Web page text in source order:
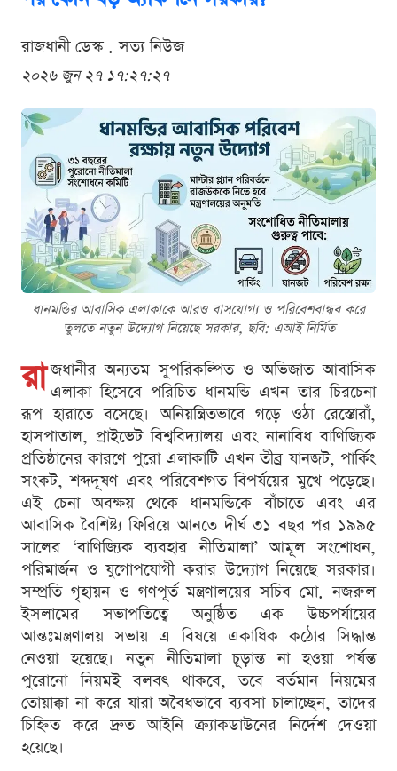
রাজধানী ডেস্ক . সত্য নিউজ
২০২৬ জুন ২৭ ১৭:২৭:২৭
ধানমন্ডির আবাসিক এলাকাকে আরও বাসযোগ্য ও পরিবেশবান্ধব করে
তুলতে নতুন উদ্যোগ নিয়েছে সরকার, ছবি: এআই নির্মিত
রা জধানীর অন্যতম সুপরিকল্পিত ও অভিজাত আবাসিক
এলাকা হিসেবে পরিচিত ধানমন্ডি এখন তার চিরচেনা
রূপ হারাতে বসেছে। অনিয়ন্ত্রিতভাবে গড়ে ওঠা রেস্তোরাঁ,
হাসপাতাল, প্রাইভেট বিশ্ববিদ্যালয় এবং নানাবিধ বাণিজ্যিক
প্রতিষ্ঠানের কারণে পুরো এলাকাটি এখন তীব্র যানজট, পার্কিং
সংকট, শব্দদূষণ এবং পরিবেশগত বিপর্যয়ের মুখে পড়েছে।
এই চেনা অবক্ষয় থেকে ধানমন্ডিকে বাঁচাতে এবং এর
আবাসিক বৈশিষ্ট্য ফিরিয়ে আনতে দীর্ঘ ৩১ বছর পর ১৯৯৫
সালের ‘বাণিজ্যিক ব্যবহার নীতিমালা’ আমূল সংশোধন,
পরিমার্জন ও যুগোপযোগী করার উদ্যোগ নিয়েছে সরকার।
সম্প্রতি গৃহায়ন ও গণপূর্ত মন্ত্রণালয়ের সচিব মো. নজরুল
ইসলামের সভাপতিত্বে অনুষ্ঠিত এক উচ্চপর্যায়ের
আন্তঃমন্ত্রণালয় সভায় এ বিষয়ে একাধিক কঠোর সিদ্ধান্ত
নেওয়া হয়েছে। নতুন নীতিমালা চূড়ান্ত না হওয়া পর্যন্ত
পুরোনো নিয়মই বলবৎ থাকবে, তবে বর্তমান নিয়মের
তোয়াক্কা না করে যারা অবৈধভাবে ব্যবসা চালাচ্ছেন, তাদের
চিহ্নিত করে দ্রুত আইনি ক্র্যাকডাউনের নির্দেশ দেওয়া
হয়েছে।